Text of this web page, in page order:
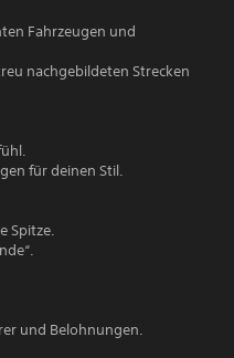
Fahrzeugen und
nachgebildeten Strecken
für deinen Stil.
Spitze.
und Belohnungen.